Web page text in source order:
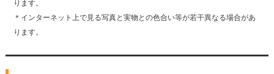
ります。
＊インターネット上で見る写真と実物との色合い等が若干異なる場合があ
ります。